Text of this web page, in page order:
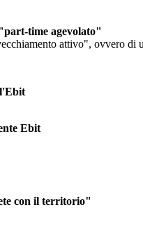
time agevolato"
attivo", ovvero di
Ebit
con il territorio"